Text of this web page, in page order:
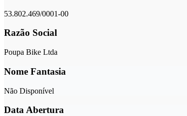
53.802.469/0001-00
Razão Social
Poupa Bike Ltda
Nome Fantasia
Não Disponível
Data Abertura